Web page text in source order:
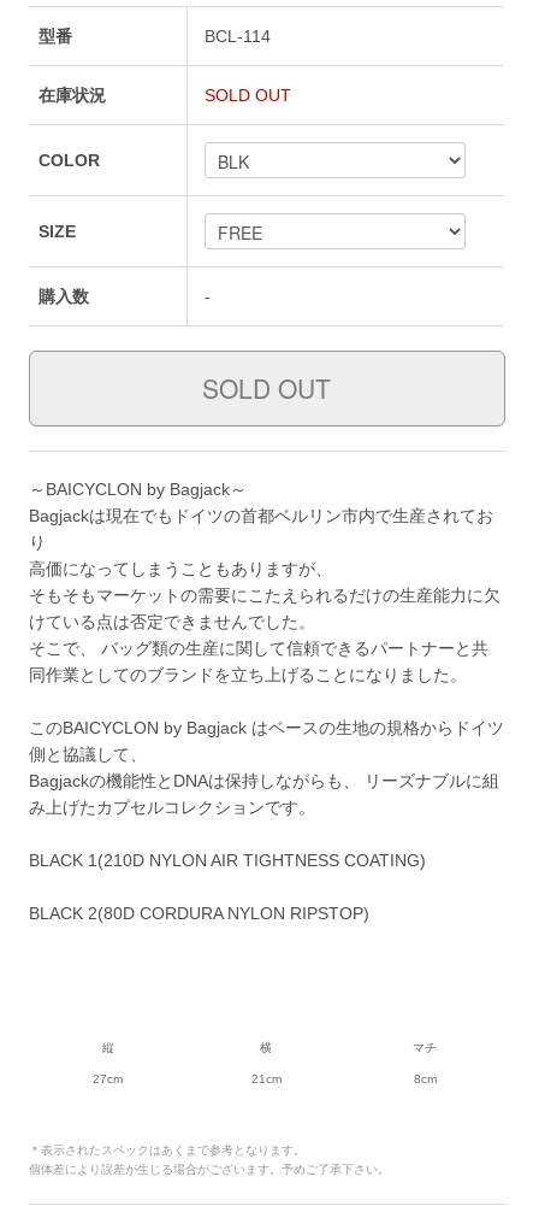
型番 BCL-114
在庫状況 SOLD OUT
COLOR
SIZE
購入数 -
～BAICYCLON by Bagjack～
Bagjackは現在でもドイツの首都ベルリン市内で生産されてお
り
高価になってしまうこともありますが、
そもそもマーケットの需要にこたえられるだけの生産能力に欠
けている点は否定できませんでした。
そこで、 バッグ類の生産に関して信頼できるパートナーと共
同作業としてのブランドを立ち上げることになりました。
このBAICYCLON by Bagjack はベースの生地の規格からドイツ
側と協議して、
Bagjackの機能性とDNAは保持しながらも、 リーズナブルに組
み上げたカプセルコレクションです。
BLACK 1(210D NYLON AIR TIGHTNESS COATING)
BLACK 2(80D CORDURA NYLON RIPSTOP)
縦 横 マチ
27cm 21cm 8cm
＊表示されたスペックはあくまで参考となります。
個体差により誤差が生じる場合がございます。予めご了承下さい。